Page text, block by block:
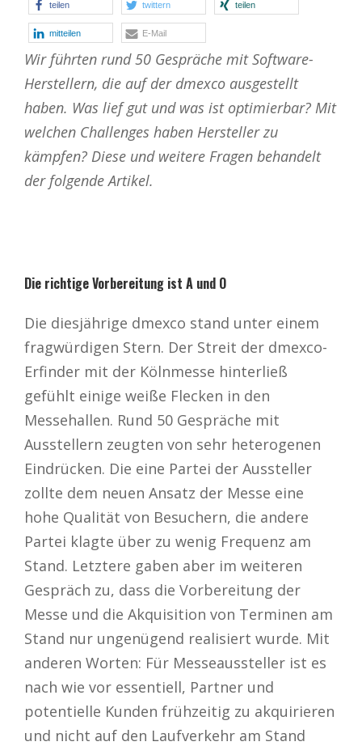
teilen twittern teilen
mitteilen E-Mail
Wir führten rund 50 Gespräche mit Software-
Herstellern, die auf der dmexco ausgestellt
haben. Was lief gut und was ist optimierbar? Mit
welchen Challenges haben Hersteller zu
kämpfen? Diese und weitere Fragen behandelt
der folgende Artikel.
Die richtige Vorbereitung ist A und O
Die diesjährige dmexco stand unter einem
fragwürdigen Stern. Der Streit der dmexco-
Erfinder mit der Kölnmesse hinterließ
gefühlt einige weiße Flecken in den
Messehallen. Rund 50 Gespräche mit
Ausstellern zeugten von sehr heterogenen
Eindrücken. Die eine Partei der Aussteller
zollte dem neuen Ansatz der Messe eine
hohe Qualität von Besuchern, die andere
Partei klagte über zu wenig Frequenz am
Stand. Letztere gaben aber im weiteren
Gespräch zu, dass die Vorbereitung der
Messe und die Akquisition von Terminen am
Stand nur ungenügend realisiert wurde. Mit
anderen Worten: Für Messeaussteller ist es
nach wie vor essentiell, Partner und
potentielle Kunden frühzeitig zu akquirieren
und nicht auf den Laufverkehr am Stand